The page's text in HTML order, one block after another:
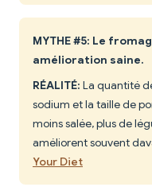
MYTHE #5: Le
amélioration saine.
RÉALITÉ: La quantité
sodium et la taille de
moins salée, plus de
améliorent souvent
Your Diet